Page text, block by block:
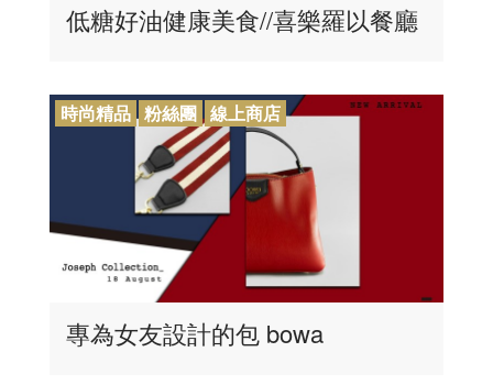
低糖好油健康美食//喜樂羅以餐廳
時尚精品 粉絲團 線上商店
專為女友設計的包 bowa